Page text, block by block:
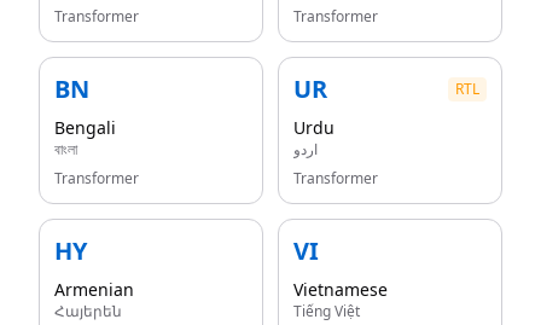
Transformer Transformer
BN
Bengali
বাংলা
Transformer
UR RTL
Urdu
اردو
Transformer
HY
Armenian
Հայերեն
VI
Vietnamese
Tiếng Việt